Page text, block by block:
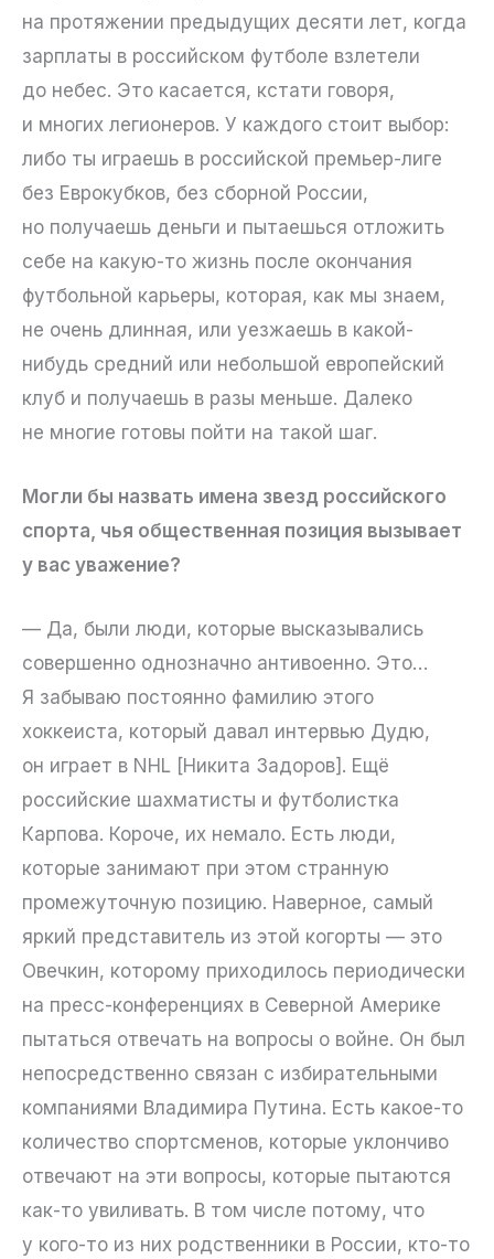
на протяжении предыдущих десяти лет, когда
зарплаты в российском футболе взлетели
до небес. Это касается, кстати говоря,
и многих легионеров. У каждого стоит выбор:
либо ты играешь в российской премьер-лиге
без Еврокубков, без сборной России,
но получаешь деньги и пытаешься отложить
себе на какую-то жизнь после окончания
футбольной карьеры, которая, как мы знаем,
не очень длинная, или уезжаешь в какой-
нибудь средний или небольшой европейский
клуб и получаешь в разы меньше. Далеко
не многие готовы пойти на такой шаг.
Могли бы назвать имена звезд российского
спорта, чья общественная позиция вызывает
у вас уважение?
— Да, были люди, которые высказывались
совершенно однозначно антивоенно. Это…
Я забываю постоянно фамилию этого
хоккеиста, который давал интервью Дудю,
он играет в NHL [Никита Задоров]. Ещё
российские шахматисты и футболистка
Карпова. Короче, их немало. Есть люди,
которые занимают при этом странную
промежуточную позицию. Наверное, самый
яркий представитель из этой когорты — это
Овечкин, которому приходилось периодически
на пресс-конференциях в Северной Америке
пытаться отвечать на вопросы о войне. Он был
непосредственно связан с избирательными
компаниями Владимира Путина. Есть какое-то
количество спортсменов, которые уклончиво
отвечают на эти вопросы, которые пытаются
как-то увиливать. В том числе потому, что
у кого-то из них родственники в России, кто-то